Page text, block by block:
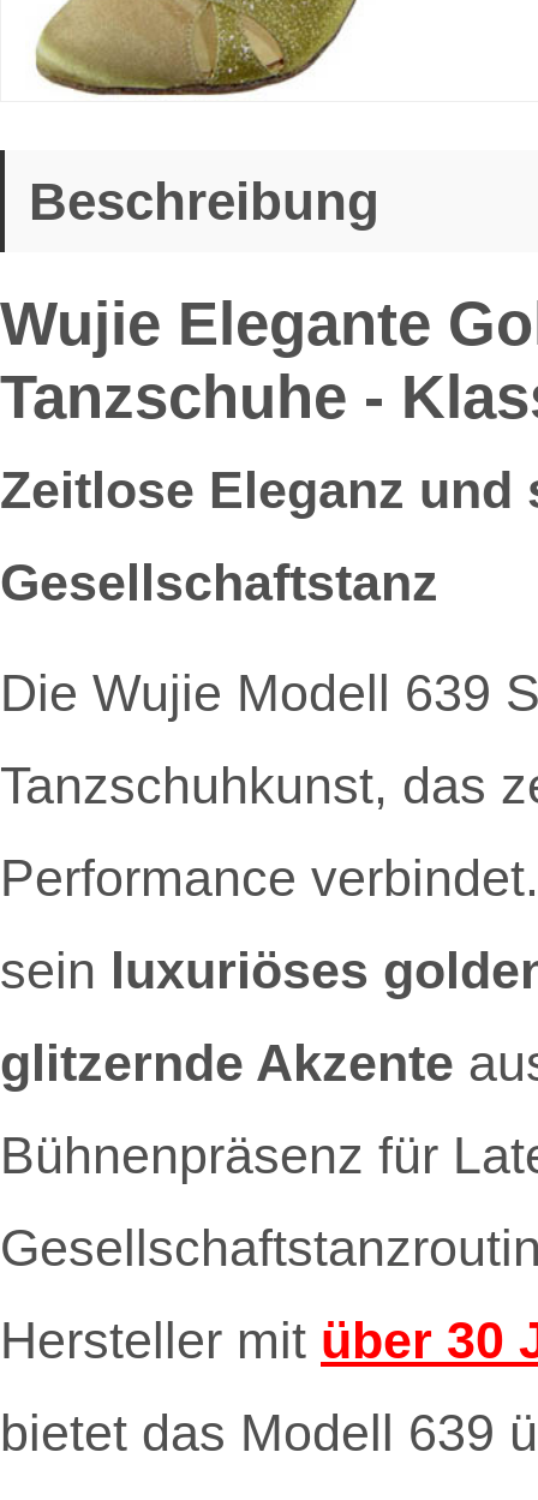
Beschreibung
Wujie Elegante
Tanzschuhe -
Zeitlose Eleganz
Gesellschaftstanz
Die Wujie Modell 639
Tanzschuhkunst, das
Performance
sein luxuriöses
glitzernde Akzente
Bühnenpräsenz für
Hersteller mit über 30
bietet das Modell 639